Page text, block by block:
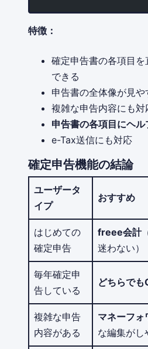
特徴：
確定申告書の各項目
できる
申告書の全体像が見や
複雑な申告内容にも対
申告書の各項目にヘル
e-Tax送信にも対応
確定申告機能の結論
ユーザータ
イプ
おすすめ
はじめての
確定申告
freee会計
迷わない）
毎年確定申
告している
どちらでも
複雑な申告
内容がある
マネーフォ
な編集がし